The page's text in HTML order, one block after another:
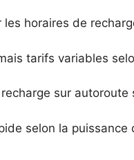
horaires de
tarifs variables
sur autoroute
selon la puissance